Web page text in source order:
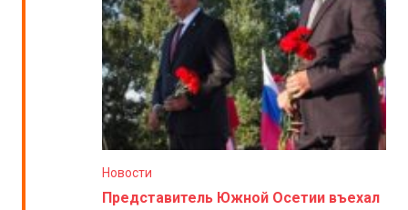
Новости
Представитель Южной Осетии въехал